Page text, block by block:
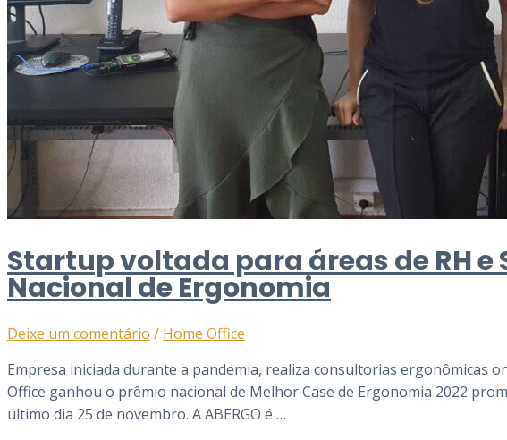
Startup voltada para áreas de RH
Nacional de Ergonomia
Deixe um comentário / Home Office
Empresa iniciada durante a pandemia, realiza consultorias ergonômicas
Office ganhou o prêmio nacional de Melhor Case de Ergonomia 2022
último dia 25 de novembro. A ABERGO é …